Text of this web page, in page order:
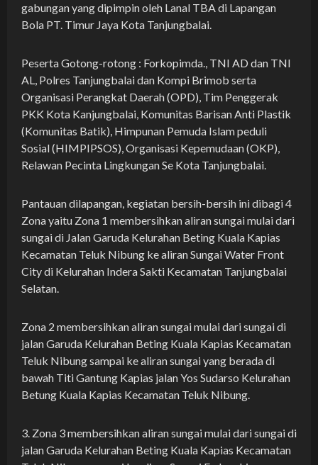
gabungan yang dipimpin oleh Lanal TBA di Lapangan
Bola PT. Timur Jaya Kota Tanjungbalai.
Peserta Gotong-rotong : Forkopimda., TNI AD dan TNI
AL, Polres Tanjungbalai dan Kompi Brimob serta
Organisasi Perangkat Daerah (OPD), Tim Penggerak
PKK Kota Kanjungbalai, Komunitas Barisan Anti Plastik
(Komunitas Batik), Himpunan Pemuda Islam peduli
Sosial (HIMPIPSOS), Organisasi Kepemudaan (OKP),
Relawan Pecinta Lingkungan Se Kota Tanjungbalai.
Pantauan dilapangan, kegiatan bersih-bersih ini dibagi 4
Zona yaitu Zona 1 membersihkan aliran sungai mulai dari
sungai di Jalan Garuda Kelurahan Beting Kuala Kapias
Kecamatan Teluk Nibung ke aliran Sungai Water Front
City di Kelurahan Indera Sakti Kecamatan Tanjungbalai
Selatan.
Zona 2 membersihkan aliran sungai mulai dari sungai di
jalan Garuda Kelurahan Beting Kuala Kapias Kecamatan
Teluk Nibung sampai ke aliran sungai yang berada di
bawah Titi Gantung Kapias jalan Yos Sudarso Kelurahan
Betung Kuala Kapias Kecamatan Teluk Nibung.
3. Zona 3 membersihkan aliran sungai mulai dari sungai di
jalan Garuda Kelurahan Beting Kuala Kapias Kecamatan